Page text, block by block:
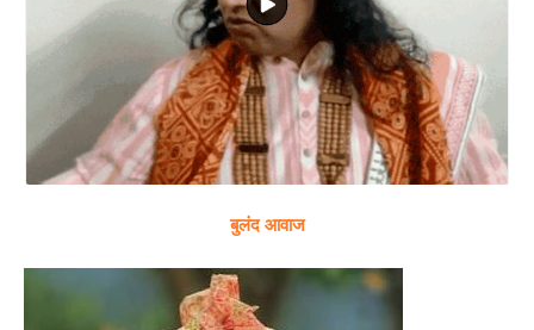
बुलंद आवाज